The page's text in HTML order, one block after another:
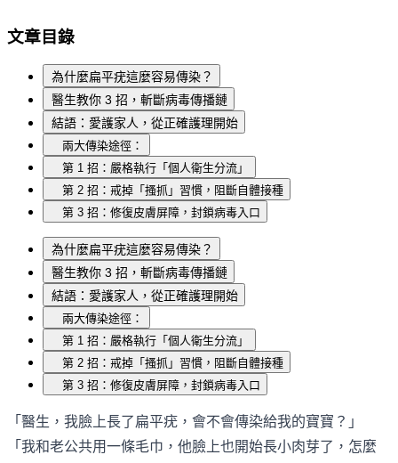
文章目錄
為什麼扁平疣這麼容易傳染？
醫生教你 3 招，斬斷病毒傳播鏈
結語：愛護家人，從正確護理開始
兩大傳染途徑：
第 1 招：嚴格執行「個人衛生分流」
第 2 招：戒掉「搔抓」習慣，阻斷自體接種
第 3 招：修復皮膚屏障，封鎖病毒入口
為什麼扁平疣這麼容易傳染？
醫生教你 3 招，斬斷病毒傳播鏈
結語：愛護家人，從正確護理開始
兩大傳染途徑：
第 1 招：嚴格執行「個人衛生分流」
第 2 招：戒掉「搔抓」習慣，阻斷自體接種
第 3 招：修復皮膚屏障，封鎖病毒入口
「醫生，我臉上長了扁平疣，會不會傳染給我的寶寶？」
「我和老公共用一條毛巾，他臉上也開始長小肉芽了，怎麼